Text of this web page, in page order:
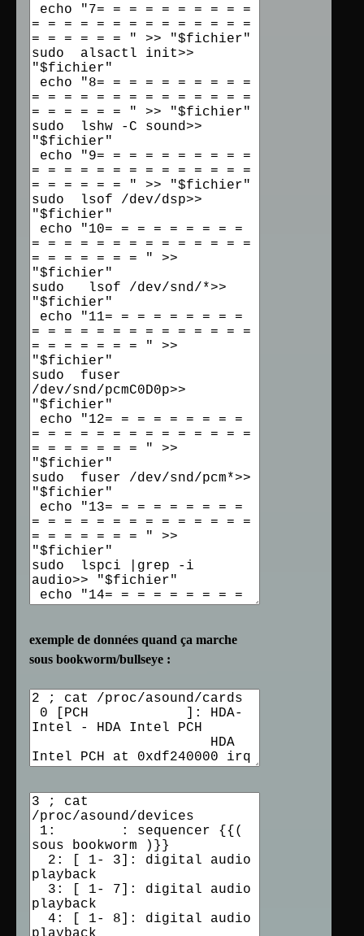
exemple de données quand ça marche
sous bookworm/bullseye :